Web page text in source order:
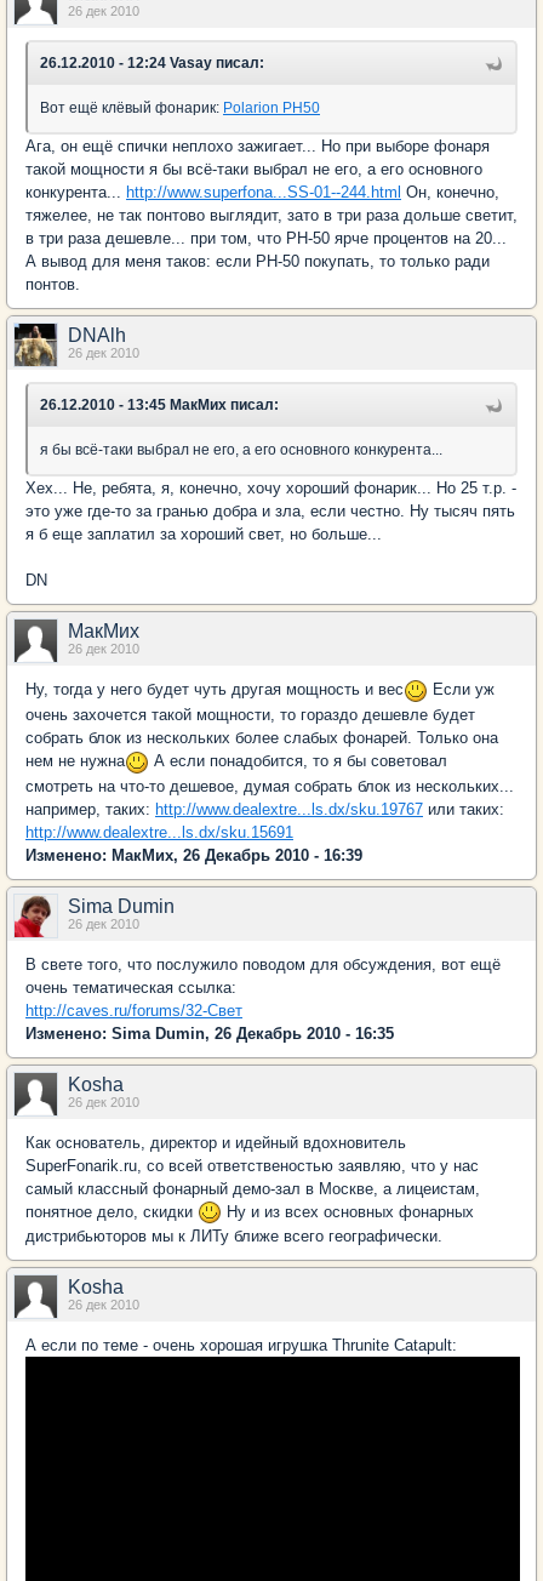
26 дек 2010
26.12.2010 - 12:24 Vasay писал:
Вот ещё клёвый фонарик: Polarion PH50
Ага, он ещё спички неплохо зажигает... Но при выборе фонаря
такой мощности я бы всё-таки выбрал не его, а его основного
конкурента... http://www.superfona...SS-01--244.html Он, конечно,
тяжелее, не так понтово выглядит, зато в три раза дольше светит,
в три раза дешевле... при том, что PH-50 ярче процентов на 20...
А вывод для меня таков: если PH-50 покупать, то только ради
понтов.
DNAlh
26 дек 2010
26.12.2010 - 13:45 МакМих писал:
я бы всё-таки выбрал не его, а его основного конкурента...
Хех... Не, ребята, я, конечно, хочу хороший фонарик... Но 25 т.р. -
это уже где-то за гранью добра и зла, если честно. Ну тысяч пять
я б еще заплатил за хороший свет, но больше...
DN
МакМих
26 дек 2010
Ну, тогда у него будет чуть другая мощность и вес
Если уж
очень захочется такой мощности, то гораздо дешевле будет
собрать блок из нескольких более слабых фонарей. Только она
нем не нужна
А если понадобится, то я бы советовал
смотреть на что-то дешевое, думая собрать блок из нескольких...
например, таких: http://www.dealextre...ls.dx/sku.19767 или таких:
http://www.dealextre...ls.dx/sku.15691
Изменено: МакМих, 26 Декабрь 2010 - 16:39
Sima Dumin
26 дек 2010
В свете того, что послужило поводом для обсуждения, вот ещё
очень тематическая ссылка:
http://caves.ru/forums/32-Свет
Изменено: Sima Dumin, 26 Декабрь 2010 - 16:35
Kosha
26 дек 2010
Как основатель, директор и идейный вдохновитель
SuperFonarik.ru, со всей ответственостью заявляю, что у нас
самый классный фонарный демо-зал в Москве, а лицеистам,
понятное дело, скидки
Ну и из всех основных фонарных
дистрибьюторов мы к ЛИТу ближе всего географически.
Kosha
26 дек 2010
А если по теме - очень хорошая игрушка Thrunite Catapult: